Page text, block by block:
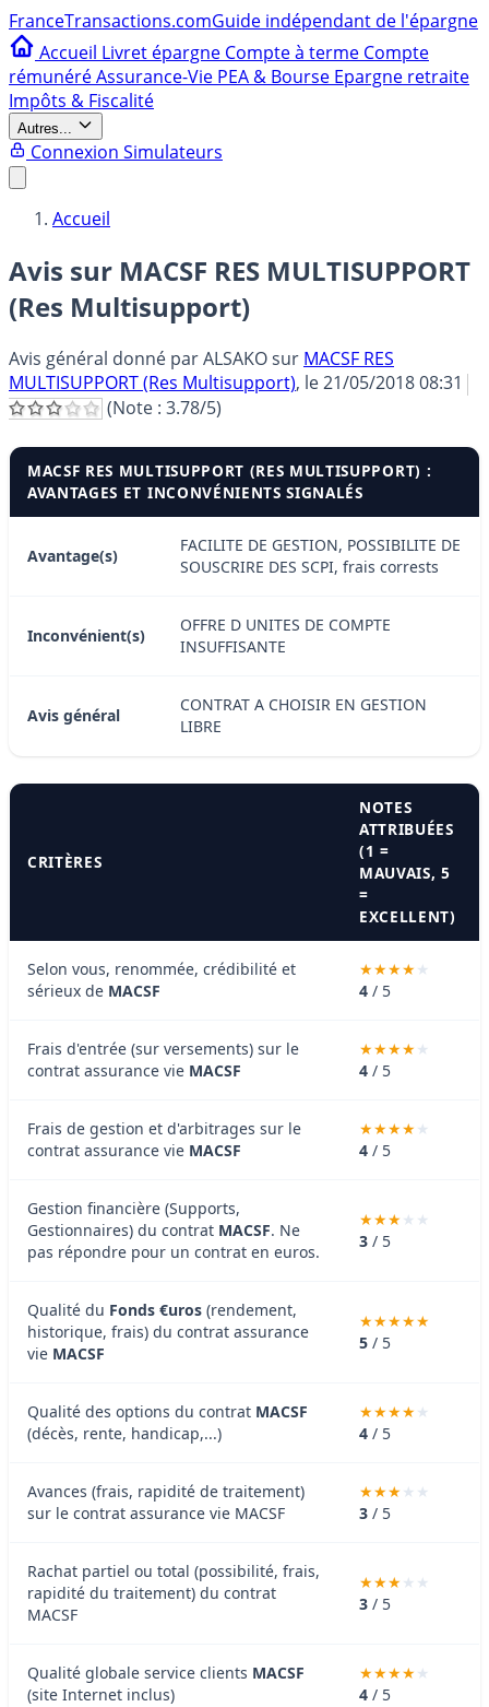
FranceTransactions.comGuide indépendant de l'épargne
Accueil Livret épargne Compte à terme Compte
rémunéréAssurance-Vie PEA & Bourse Epargne retraite
Impôts & Fiscalité
Autres...
Connexion Simulateurs
Accueil
Avis sur MACSF RES MULTISUPPORT
(Res Multisupport)
Avis général donné parALSAKOsur MACSF RES
MULTISUPPORT (Res Multisupport), le21/05/2018 08:31
(Note : 3.78/5)
MACSF RES MULTISUPPORT (RES MULTISUPPORT) :
AVANTAGES ET INCONVÉNIENTS SIGNALÉS
Avantage(s)
FACILITE DE GESTION, POSSIBILITE DE
SOUSCRIRE DES SCPI, frais corrests
Inconvénient(s)
OFFRE D UNITES DE COMPTE
INSUFFISANTE
Avis général
CONTRAT A CHOISIR EN GESTION
LIBRE
CRITÈRES
NOTES
ATTRIBUÉES
(1 =
MAUVAIS, 5
=
EXCELLENT)
Selon vous, renommée, crédibilité et
sérieux de MACSF 4 / 5
Frais d'entrée (sur versements) sur le
contrat assurance vie MACSF 4 / 5
Frais de gestion et d'arbitrages sur le
contrat assurance vie MACSF 4 / 5
Gestion financière (Supports,
Gestionnaires) du contrat MACSF. Ne
pas répondre pour un contrat en euros.
3 / 5
Qualité du Fonds €uros (rendement,
historique, frais) du contrat assurance
vie MACSF
5 / 5
Qualité des options du contrat MACSF
(décès, rente, handicap,...)
4 / 5
Avances (frais, rapidité de traitement)
sur le contrat assurance vie MACSF
3 / 5
Rachat partiel ou total (possibilité, frais,
rapidité du traitement) du contrat
MACSF
3 / 5
Qualité globale service clients MACSF
(site Internet inclus)
4 / 5